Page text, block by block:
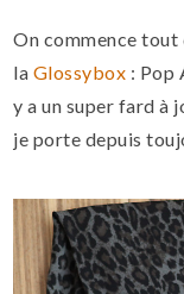
On commence tout
la Glossybox : Pop
y a un super fard à
je porte depuis